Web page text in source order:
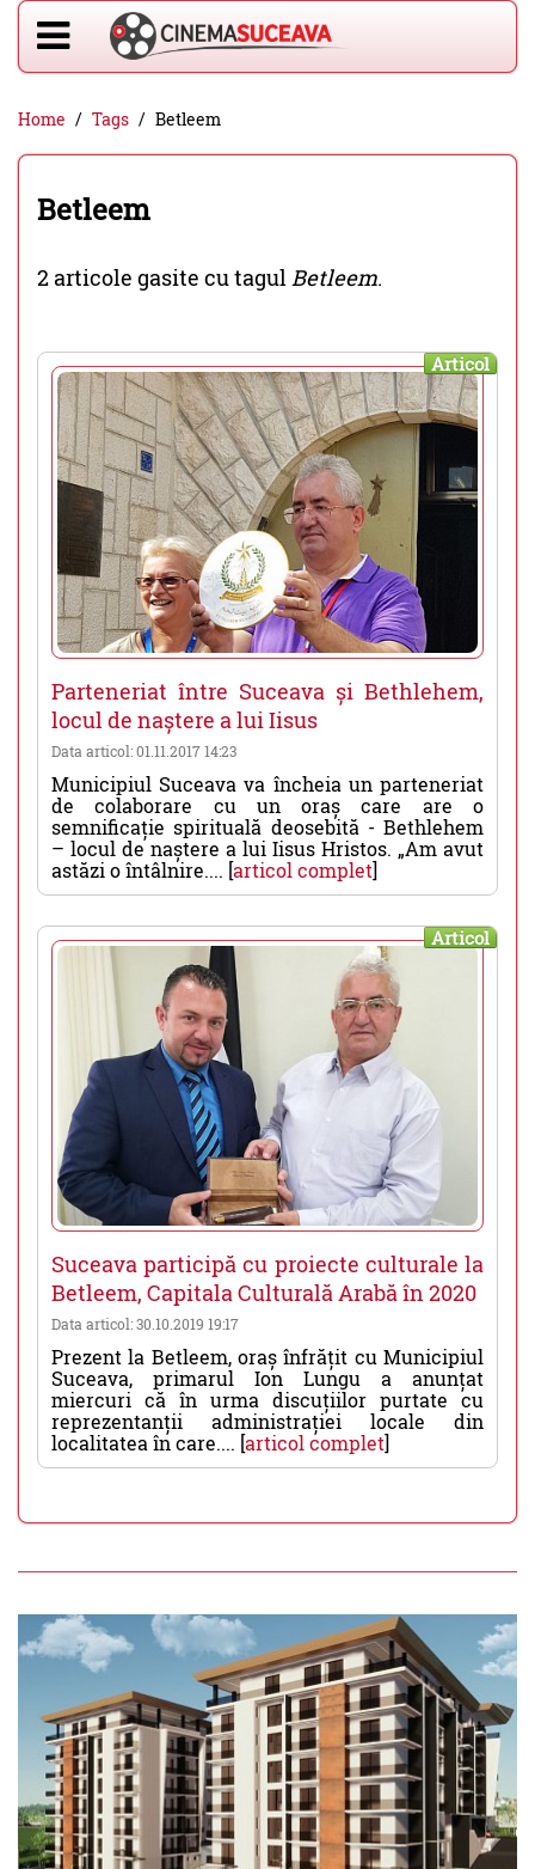
Home Tags Betleem
Betleem
2 articole gasite cu tagulBetleem.
Articol
Parteneriat între Suceava și Bethlehem,
locul de naștere a lui Iisus
Data articol: 01.11.2017 14:23
Municipiul Suceava va încheia un parteneriat
de colaborare cu un oraș care are o
semnificație spirituală deosebită - Bethlehem
– locul de naștere a lui Iisus Hristos. „Am avut
astăzi o întâlnire.... [articol complet]
Articol
Suceava participă cu proiecte culturale la
Betleem, Capitala Culturală Arabă în 2020
Data articol: 30.10.2019 19:17
Prezent la Betleem, oraș înfrățit cu Municipiul
Suceava, primarul Ion Lungu a anunțat
miercuri că în urma discuțiilor purtate cu
reprezentanții administrației locale din
localitatea în care.... [articol complet]